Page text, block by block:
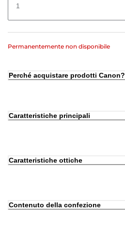
1
Permanentemente non disponibile
Perché acquistare prodotti Canon?
Caratteristiche principali
Caratteristiche ottiche
Contenuto della confezione